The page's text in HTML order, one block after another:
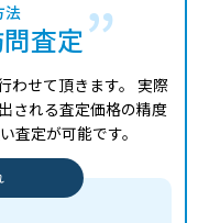
法
査定
せて頂きます。 実際
される査定価格の精度
査定が可能です。